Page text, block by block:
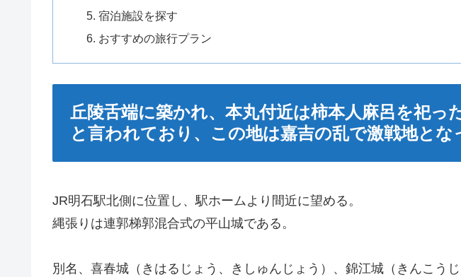
宿泊施設を探す
おすすめの旅行プラン
丘陵舌端に築かれ、本丸付近は柿本人麻呂を祀っ
と言われており、この地は嘉吉の乱で激戦地とな
JR明石駅北側に位置し、駅ホームより間近に望める。
縄張りは連郭梯郭混合式の平山城である。
別名、喜春城（きはるじょう、きしゅんじょう）、錦江城（きんこうじ